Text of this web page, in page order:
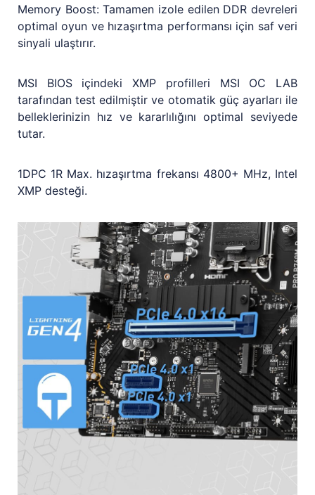
Memory Boost: Tamamen izole edilen DDR devreleri
optimal oyun ve hızaşırtma performansı için saf veri
sinyali ulaştırır.
MSI BIOS içindeki XMP profilleri MSI OC LAB
tarafından test edilmiştir ve otomatik güç ayarları ile
belleklerinizin hız ve kararlılığını optimal seviyede
tutar.
1DPC 1R Max. hızaşırtma frekansı 4800+ MHz, Intel
XMP desteği.